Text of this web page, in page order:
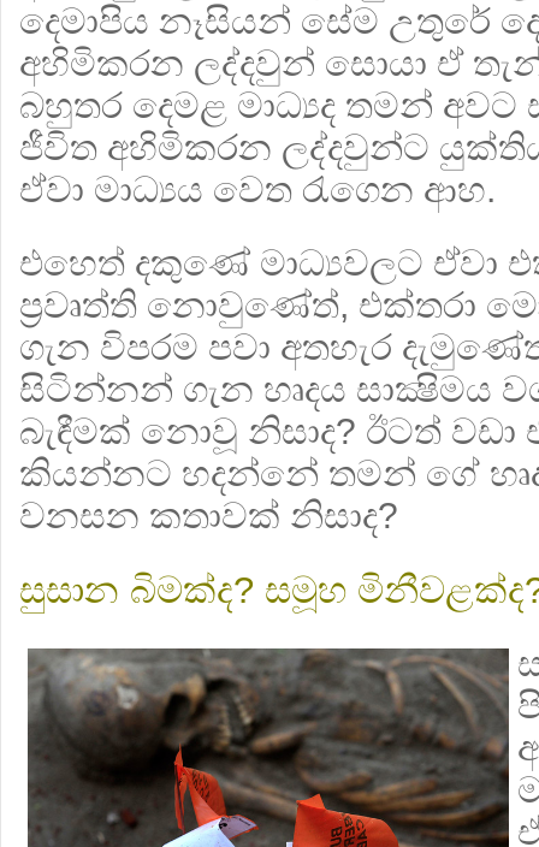
දෙමාපිය නෑසියන් සේම උතුරේ
අහිමිකරන ලද්දවුන් සොයා ඒ තැන්
බහුතර දෙමළ මාධ්‍යද තමන්
ජීවිත අහිමිකරන ලද්දවුන්ට
ඒවා මාධ්‍යය වෙත රැගෙන ආහ.
එහෙත් දකුණේ මාධ්‍යවලට ඒවා
ප‍්‍රවෘත්ති නොවුණේත්, එක්තරා
ගැන විපරම පවා අතහැර
සිටින්නන් ගැන හෘදය සාක්‍ෂිමය
බැඳීමක් නොවූ නිසාද? ඊටත් වඩා
කියන්නට හදන්නේ තමන් ගේ හෘදය
වනසන කතාවක් නිසාද?
සුසාන බිමක්ද? සමූහ